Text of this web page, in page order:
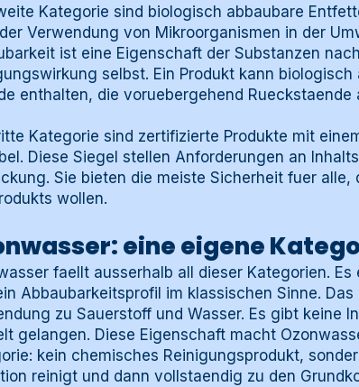
Kategorie sind biologisch abbaubare
Verwendung von Mikroorganismen in der
ist eine Eigenschaft der Substanzen
selbst. Ein Produkt kann
enthalten, die voruebergehend
Kategorie sind zertifizierte Produkte mit
Diese Siegel stellen Anforderungen an
Sie bieten die meiste Sicherheit fuer
wollen.
eine eigene
faellt ausserhalb all dieser Kategorien.
Abbaubarkeitsprofil im klassischen Sinne.
zu Sauerstoff und Wasser. Es gibt keine
gelangen. Diese Eigenschaft macht
kein chemisches Reinigungsprodukt,
reinigt und dann vollstaendig zu den